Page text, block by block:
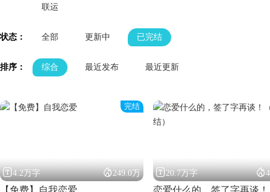
联运
状态： 全部 更新中 已完结
排序： 综合 最近发布 最近更新
完结
4.2万字 249.0万
【免费】自我恋爱
20.7万字 